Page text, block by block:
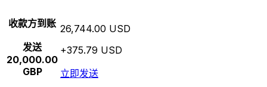
收款方到账
发送
20,000.00
GBP
26,744.00 USD
+375.79 USD
立即发送